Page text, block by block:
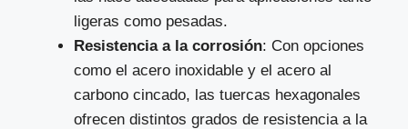
ligeras como pesadas.
Resistencia a la corrosión: Con opciones
como el acero inoxidable y el acero al
carbono cincado, las tuercas hexagonales
ofrecen distintos grados de resistencia a la